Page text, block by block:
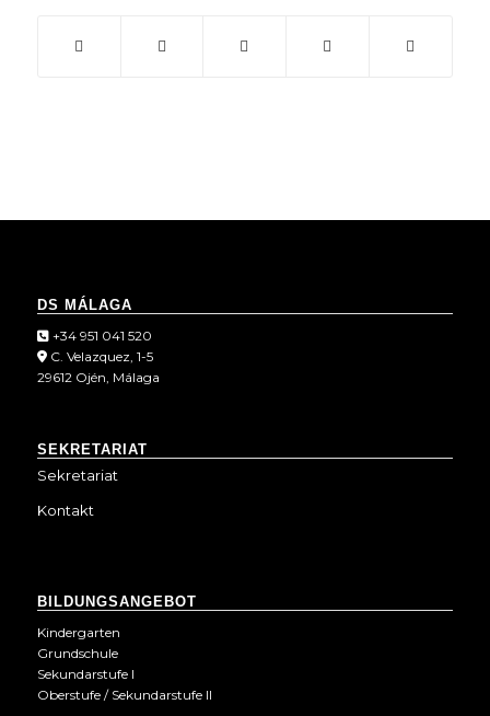
DS MÁLAGA
+34 951 041 520
C. Velazquez, 1-5
29612 Ojén, Málaga
SEKRETARIAT
Sekretariat
Kontakt
BILDUNGSANGEBOT
Kindergarten
Grundschule
Sekundarstufe I
Oberstufe / Sekundarstufe II